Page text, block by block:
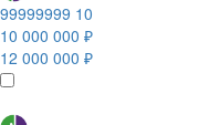
99999999 10
10 000 000 ₽
12 000 000 ₽